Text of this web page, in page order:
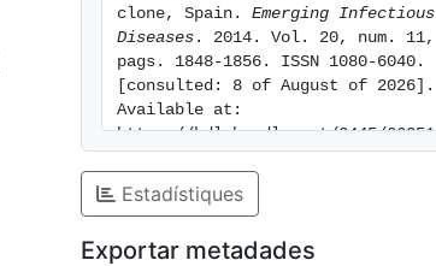
clone, Spain. Emerging Infectious
Diseases . 2014. Vol. 20, num. 11,
pags. 1848-1856. ISSN 1080-6040.
[consulted: 8 of August of 2026].
Available at:
https://hdl.handle.net/2445/66251
Estadístiques
Exportar metadades